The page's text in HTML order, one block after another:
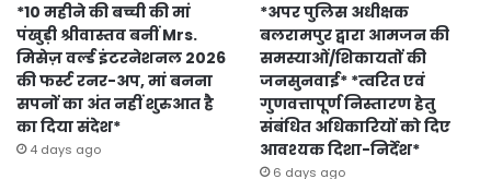
*10 महीने की बच्ची की मां
पंखुड़ी श्रीवास्तव बनीं Mrs.
मिसेज़ वर्ल्ड इंटरनेशनल 2026
की फर्स्ट रनर-अप, मां बनना
सपनों का अंत नहीं शुरुआत है
का दिया संदेश*
4 days ago
*अपर पुलिस अधीक्षक
बलरामपुर द्वारा आमजन की
समस्याओं/शिकायतों की
जनसुनवाई* *त्वरित एवं
गुणवत्तापूर्ण निस्तारण हेतु
संबंधित अधिकारियों को दिए
आवश्यक दिशा-निर्देश*
6 days ago